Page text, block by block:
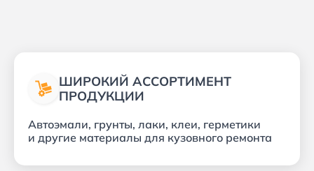
ШИРОКИЙ АССОРТИМЕНТ
ПРОДУКЦИИ
Автоэмали, грунты, лаки, клеи, герметики
и другие материалы для кузовного ремонта